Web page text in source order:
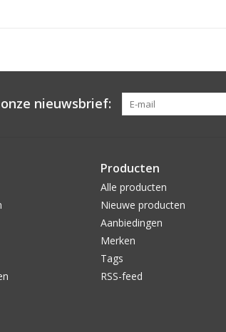
nieuwsbrief:
Producten
Alle producten
Nieuwe producten
Aanbiedingen
Merken
Tags
RSS-feed